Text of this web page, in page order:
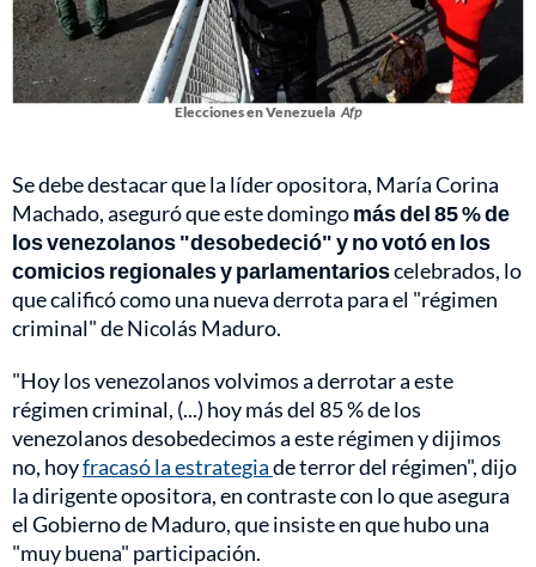
Elecciones en Venezuela Afp
Se debe destacar que la líder opositora, María Corina
Machado, aseguró que este domingomás del 85 % de
los venezolanos "desobedeció" y no votó en los
comicios regionales y parlamentarioscelebrados, lo
que calificó como una nueva derrota para el "régimen
criminal" de Nicolás Maduro.
"Hoy los venezolanos volvimos a derrotar a este
régimen criminal, (...) hoy más del 85 % de los
venezolanos desobedecimos a este régimen y dijimos
no, hoyfracasó la estrategiade terror del régimen", dijo
la dirigente opositora, en contraste con lo que asegura
el Gobierno de Maduro, que insiste en que hubo una
"muy buena" participación.